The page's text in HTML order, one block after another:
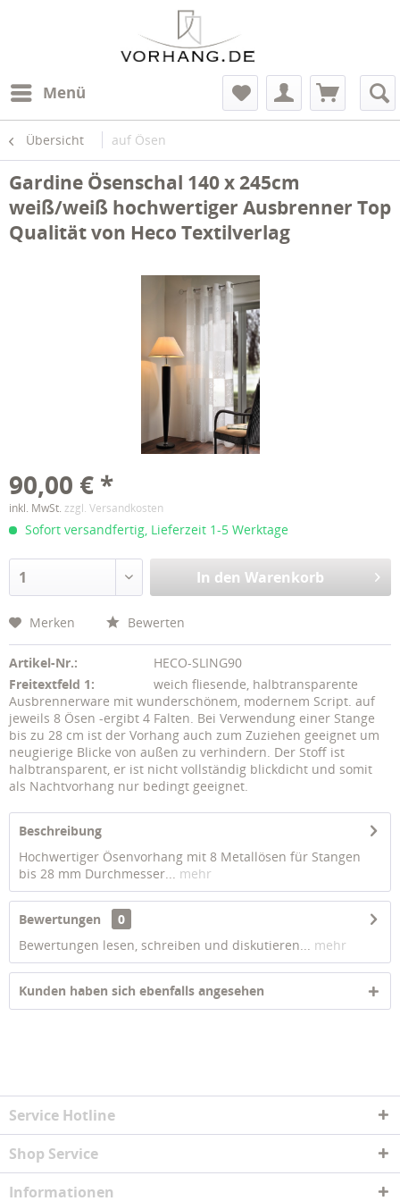
Menü
Übersicht auf Ösen
Gardine Ösenschal 140 x 245cm
weiß/weiß hochwertiger Ausbrenner Top
Qualität von Heco Textilverlag
90,00 € *
inkl. MwSt. zzgl. Versandkosten
Sofort versandfertig, Lieferzeit 1-5 Werktage
In den Warenkorb
Merken Bewerten
Artikel-Nr.:
HECO-SLING90
Freitextfeld 1:
weich fliesende, halbtransparente
Ausbrennerware mit wunderschönem, modernem Script. auf
jeweils 8 Ösen -ergibt 4 Falten. Bei Verwendung einer Stange
bis zu 28 cm ist der Vorhang auch zum Zuziehen geeignet um
neugierige Blicke von außen zu verhindern. Der Stoff ist
halbtransparent, er ist nicht vollständig blickdicht und somit
als Nachtvorhang nur bedingt geeignet.
Beschreibung
Hochwertiger Ösenvorhang mit 8 Metallösen für Stangen
bis 28 mm Durchmesser... mehr
Bewertungen
0
Bewertungen lesen, schreiben und diskutieren... mehr
Kunden haben sich ebenfalls angesehen
Service Hotline
Shop Service
Informationen